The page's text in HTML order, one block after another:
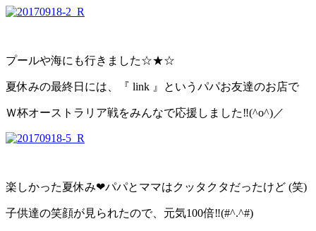
プールや海にも行きました☆★☆
夏休みの最終日には、『 link 』というパパお友達のお店で
Ｗ杯オーストラリア戦をみんなで応援しました‼(^o^)／
楽しかった夏休み❤パパとママはクッタクタだったけど (笑)
子供達の笑顔が見られたので、元気100倍‼(#^.^#)